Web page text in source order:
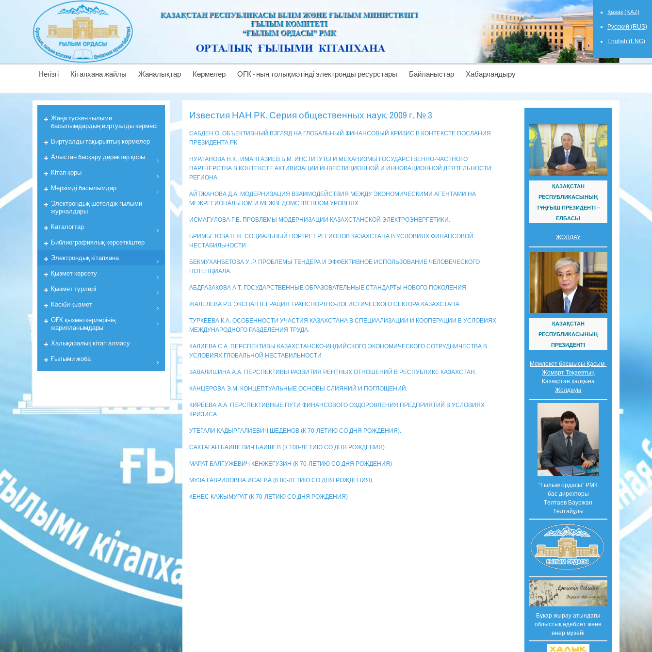
Қазақ (KAZ)
Русский (RUS)
English (ENG)
Негізгі Кітапхана жайлы Жаналықтар Көрмелер ОҒК - ның толықмәтінді электронды ресурстары Байланыстар Хабарландыру
Известия НАН РК. Серия общественных наук. 2009 г. № 3
САБДЕН О. ОБЪЕКТИВНЫЙ ВЗГЛЯД НА ГЛОБАЛЬНЫЙ ФИНАНСОВЫЙ КРИЗИС В КОНТЕКСТЕ ПОСЛАНИЯ
ПРЕЗИДЕНТА РК
НУРЛАНОВА Н.К., ИМАНГАЗИЕВ Б.М. ИНСТИТУТЫ И МЕХАНИЗМЫ ГОСУДАРСТВЕННО-ЧАСТНОГО
ПАРТНЕРСТВА В КОНТЕКСТЕ АКТИВИЗАЦИИ ИНВЕСТИЦИОННОЙ И ИННОВАЦИОННОЙ ДЕЯТЕЛЬНОСТИ
РЕГИОНА.
АЙТЖАНОВА Д.А. МОДЕРНИЗАЦИЯ ВЗАИМОДЕЙСТВИЯ МЕЖДУ ЭКОНОМИЧЕСКИМИ АГЕНТАМИ НА
МЕЖРЕГИОНАЛЬНОМ И МЕЖВЕДОМСТВЕННОМ УРОВНЯХ
ИСМАГУЛОВА Г.Е. ПРОБЛЕМЫ МОДЕРНИЗАЦИИ КАЗАХСТАНСКОЙ ЭЛЕКТРОЭНЕРГЕТИКИ.
БРИМБЕТОВА Н.Ж. СОЦИАЛЬНЫЙ ПОРТРЕТ РЕГИОНОВ КАЗАХСТАНА В УСЛОВИЯХ ФИНАНСОВОЙ
НЕСТАБИЛЬНОСТИ
БЕКМУХАНБЕТОВА У .Р. ПРОБЛЕМЫ ТЕНДЕРА И ЭФФЕКТИВНОЕ ИСПОЛЬЗОВАНИЕ ЧЕЛОВЕЧЕСКОГО
ПОТЕНЦИАЛА.
АБДРАЗАКОВА А.Т. ГОСУДАРСТВЕННЫЕ ОБРАЗОВАТЕЛЬНЫЕ СТАНДАРТЫ НОВОГО ПОКОЛЕНИЯ.
ЖАЛЕЛЕВА Р.З. ЭКСПАНТЕГРАЦИЯ ТРАНСПОРТНО-ЛОГИСТИЧЕСКОГО СЕКТОРА КАЗАХСТАНА
ТУРКЕЕВА К.А. ОСОБЕННОСТИ УЧАСТИЯ КАЗАХСТАНА В СПЕЦИАЛИЗАЦИИ И КООПЕРАЦИИ В УСЛОВИЯХ
МЕЖДУНАРОДНОГО РАЗДЕЛЕНИЯ ТРУДА.
КАЛИЕВА С.А. ПЕРСПЕКТИВЫ КАЗАХСТАНСКО-ИНДИЙСКОГО ЭКОНОМИЧЕСКОГО СОТРУДНИЧЕСТВА В
УСЛОВИЯХ ГЛОБАЛЬНОЙ НЕСТАБИЛЬНОСТИ
ЗАВАЛИШИНА А.А. ПЕРСПЕКТИВЫ РАЗВИТИЯ РЕНТНЫХ ОТНОШЕНИЙ В РЕСПУБЛИКЕ КАЗАХСТАН.
КАНЦЕРОВА Э.М. КОНЦЕПТУАЛЬНЫЕ ОСНОВЫ СЛИЯНИЙ И ПОГЛОЩЕНИЙ.
КИРЕЕВА А.А. ПЕРСПЕКТИВНЫЕ ПУТИ ФИНАНСОВОГО ОЗДОРОВЛЕНИЯ ПРЕДПРИЯТИЙ В УСЛОВИЯХ
КРИЗИСА.
УТЕГАЛИ КАДЫРГАЛИЕВИЧ ШЕДЕНОВ (К 70-ЛЕТИЮ СО ДНЯ РОЖДЕНИЯ).
САКТАГАН БАИШЕВИЧ БАИШЕВ (К 100-ЛЕТИЮ СО ДНЯ РОЖДЕНИЯ)
МАРАТ БАЛГУЖЕВИЧ КЕНЖЕГУЗИН (К 70-ЛЕТИЮ СО ДНЯ РОЖДЕНИЯ)
МУЗА ГАВРИЛОВНА ИСАЕВА (К 80-ЛЕТИЮ СО ДНЯ РОЖДЕНИЯ)
КЕНЕС КАЖЫМУРАТ (К 70-ЛЕТИЮ СО ДНЯ РОЖДЕНИЯ)
ҚАЗАҚСТАН
РЕСПУБЛИКАСЫНЫҢ
ТҰҢҒЫШ ПРЕЗИДЕНТІ –
ЕЛБАСЫ
ЖОЛДАУ
ҚАЗАҚСТАН
РЕСПУБЛИКАСЫНЫҢ
ПРЕЗИДЕНТІ
Мемлекет басшысы Қасым-
Жомарт Тоқаевтың
Қазақстан халқына
Жолдауы
“Ғылым ордасы” РМК
бас директоры
Төлтаев Бауржан
Төлтайұлы
Бұқар жырау атындағы
облыстық әдебиет және
өнер музейі
Жаңа түскен ғылыми
басылымдардың виртуалды көрмесі
Виртуалды тақырыптық көрмелер
Алыстан басқару деректер қоры
Кiтап қоры
Мерзiмдi басылымдар
Электрондық шетелдік ғылыми
журналдары
Каталогтар
Библиографиялық көрсеткiштер
Электрондық кiтапхана
Қызмет көрсету
Қызмет түрлері
Кәсіби қызмет
ОҒК қызметкерлерiнiң
жарияланымдары
Халықаралық кітап алмасу
Ғылыми жоба